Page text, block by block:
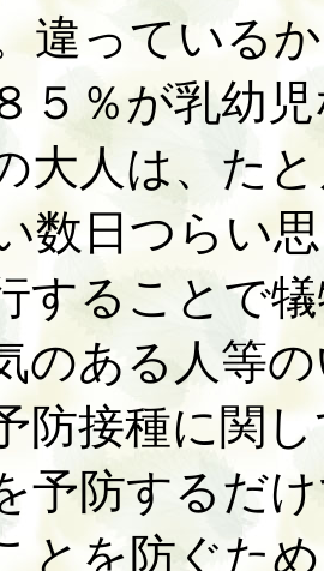
違っている
５％が乳幼
大人は、た
数日つらい
することで
のある人等
接種に関し
予防するだ
とを防ぐた